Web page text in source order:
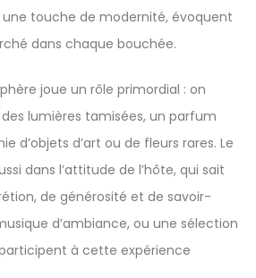
touche de modernité, évoquent
dans chaque bouchée.
joue un rôle primordial : on
lumières tamisées, un parfum
d’objets d’art ou de fleurs rares. Le
dans l’attitude de l’hôte, qui sait
de générosité et de savoir-
d’ambiance, ou une sélection
à cette expérience